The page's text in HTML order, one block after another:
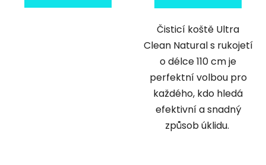
Čisticí koště Ultra
Clean Natural s rukojetí
o délce 110 cm je
perfektní volbou pro
každého, kdo hledá
efektivní a snadný
způsob úklidu.